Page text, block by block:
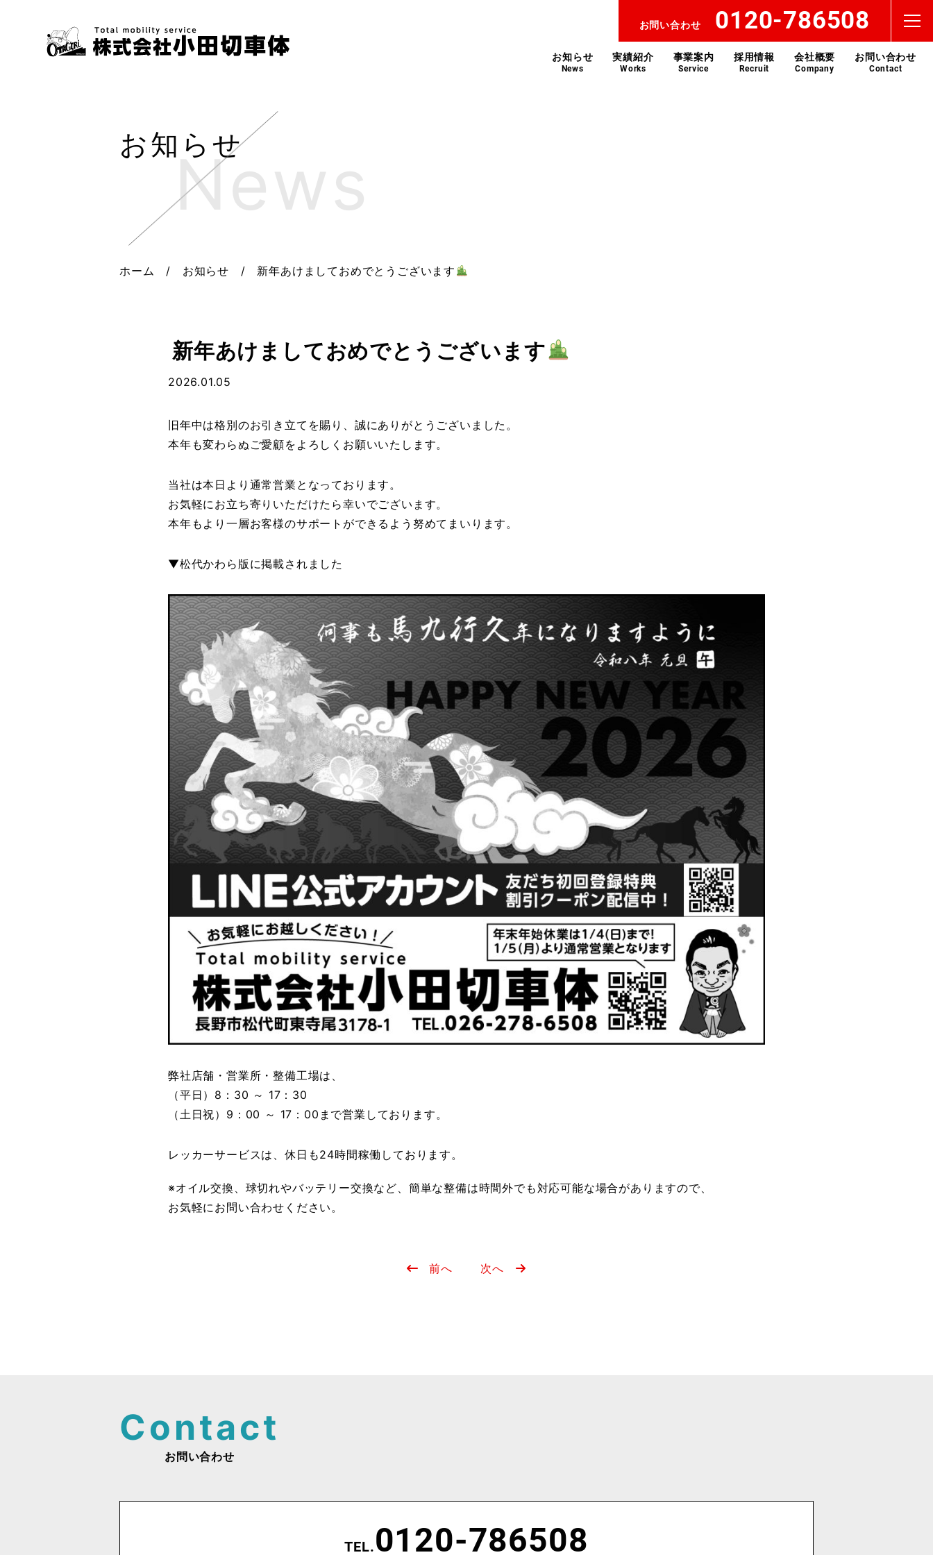
お問い合わせ 0120-786508
お知らせ
News
実績紹介
Works
事業案内
Service
採用情報
Recruit
会社概要
Company
お問い合わせ
Contact
お知らせ
ホーム / お知らせ / 新年あけましておめでとうございます
新年あけましておめでとうございます
2026.01.05
旧年中は格別のお引き立てを賜り、誠にありがとうございました。
本年も変わらぬご愛顧をよろしくお願いいたします。
当社は本日より通常営業となっております。
お気軽にお立ち寄りいただけたら幸いでございます。
本年もより一層お客様のサポートができるよう努めてまいります。
▼松代かわら版に掲載されました
弊社店舗・営業所・整備工場は、
（平日）8：30 ～ 17：30
（土日祝）9：00 ～ 17：00まで営業しております。
レッカーサービスは、休日も24時間稼働しております。
※オイル交換、球切れやバッテリー交換など、簡単な整備は時間外でも対応可能な場合がありますので、
お気軽にお問い合わせください。
ー
シ
前へ 次へ
お問い合わせ
TEL.0120-786508